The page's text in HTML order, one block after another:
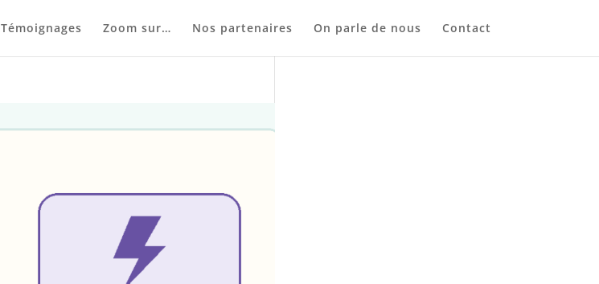
Témoignages Zoom sur… Nos partenaires On parle de nous Contact